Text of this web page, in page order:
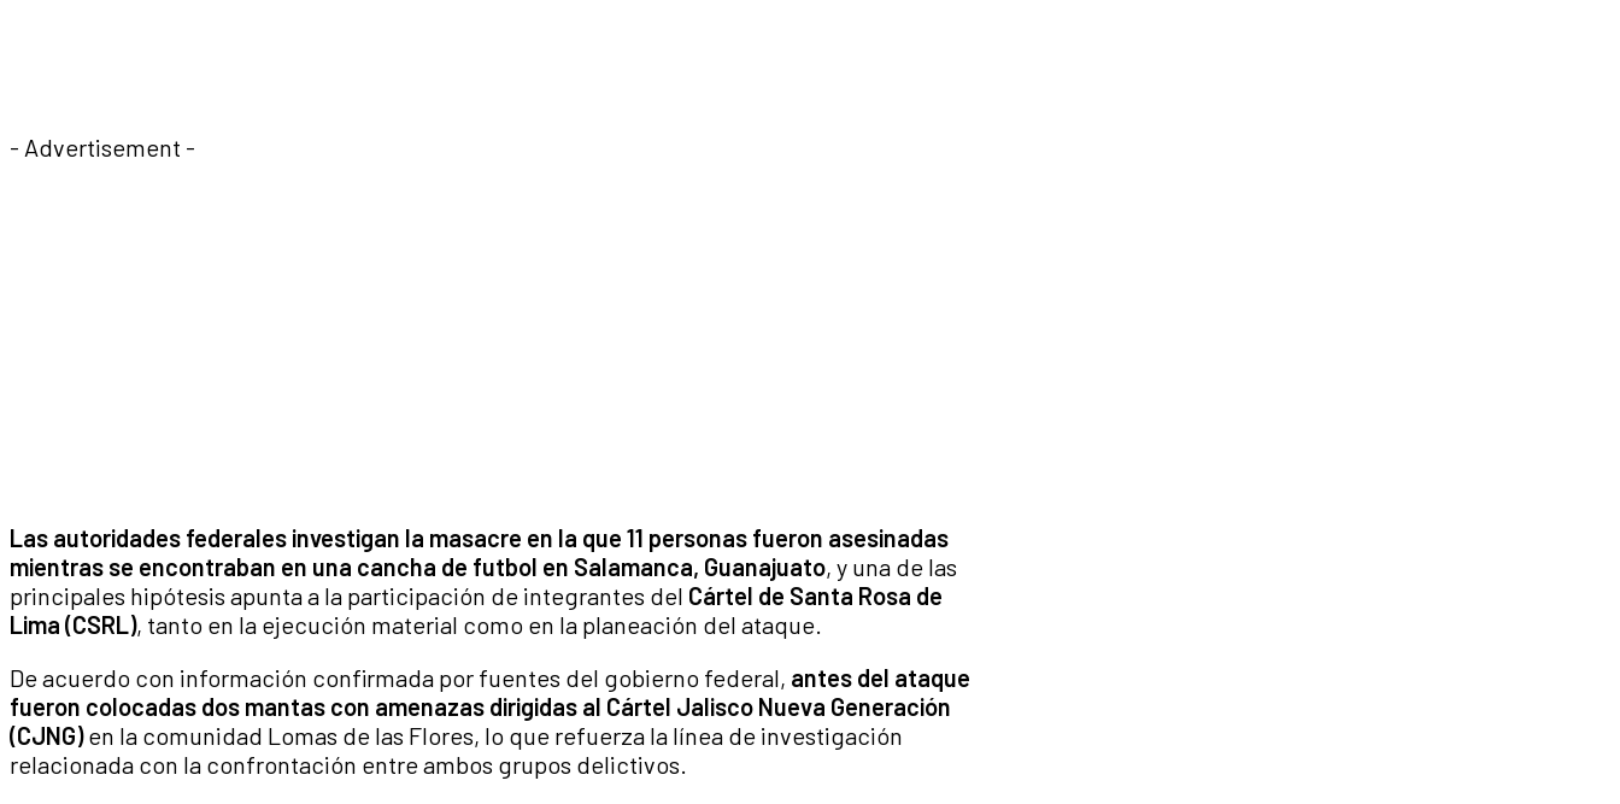
- Advertisement -
Las autoridades federales investigan la masacre en la que 11 personas fueron asesinadas
mientras se encontraban en una cancha de futbol en Salamanca, Guanajuato, y una de las
principales hipótesis apunta a la participación de integrantes del Cártel de Santa Rosa de
Lima (CSRL), tanto en la ejecución material como en la planeación del ataque.
De acuerdo con información confirmada por fuentes del gobierno federal, antes del ataque
fueron colocadas dos mantas con amenazas dirigidas al Cártel Jalisco Nueva Generación
(CJNG)en la comunidad Lomas de las Flores, lo que refuerza la línea de investigación
relacionada con la confrontación entre ambos grupos delictivos.